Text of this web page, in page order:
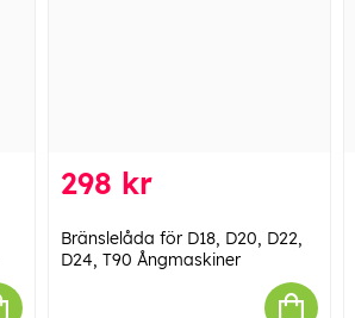
298 kr
Bränslelåda för D18, D20, D22,
D24, T90 Ångmaskiner